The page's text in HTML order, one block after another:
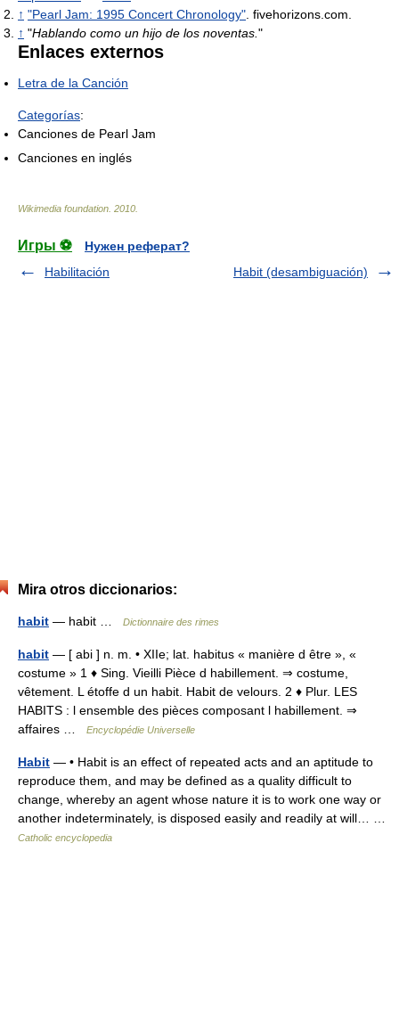
↑ "Pearl Jam: 1995 Concert Chronology" . fivehorizons.com.
↑ "Hablando como un hijo de los noventas. "
Enlaces externos
Letra de la Canción
Categorías:
Canciones de Pearl Jam
Canciones en inglés
Wikimedia foundation 2010
Игры ⚽
Нужен реферат?
Habilitación
Habit (desambiguación)
Mira otros diccionarios:
habit — habit … Dictionnaire des rimes
habit — [ abi ] n. m. • XIIe; lat. habitus « manière d être », «
costume » 1 ♦ Sing. Vieilli Pièce d habillement. ⇒ costume,
vêtement. L étoffe d un habit. Habit de velours. 2 ♦ Plur. LES
HABITS : l ensemble des pièces composant l habillement. ⇒
affaires …
Encyclopédie Universelle
Habit — • Habit is an effect of repeated acts and an aptitude to
reproduce them, and may be defined as a quality difficult to
change, whereby an agent whose nature it is to work one way or
another indeterminately, is disposed easily and readily at will… …
Catholic encyclopedia